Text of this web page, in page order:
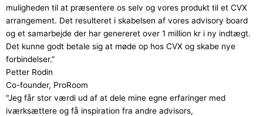
muligheden til at præsentere os selv og vores produkt til et CVX
arrangement. Det resulteret i skabelsen af vores advisory board
og et samarbejde der har genereret over 1 million kr i ny indtægt.
Det kunne godt betale sig at møde op hos CVX og skabe nye
forbindelser.”
Petter Rodin
Co-founder, ProRoom
"Jeg får stor værdi ud af at dele mine egne erfaringer med
iværksættere og få inspiration fra andre advisors,